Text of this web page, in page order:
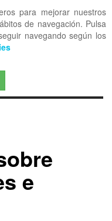
para mejorar nuestros
de navegación. Pulsa
navegando según los
e